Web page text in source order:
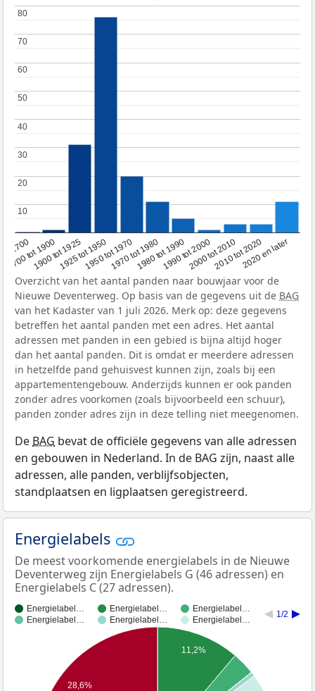
1700
1700 tot 1900
1900 tot 19251925 tot 19501950 tot 19701970 tot 19801980 tot 19901990 tot 20002000 tot 20102010 tot 20202020 en later
10
10
20
20
30
30
40
40
50
50
60
60
70
70
80
80
Overzicht van het aantal panden naar bouwjaar voor de
Nieuwe Deventerweg. Op basis van de gegevens uit de BAG
van het Kadaster van 1 juli 2026. Merk op: deze gegevens
betreffen het aantal panden met een adres. Het aantal
adressen met panden in een gebied is bijna altijd hoger
dan het aantal panden. Dit is omdat er meerdere adressen
in hetzelfde pand gehuisvest kunnen zijn, zoals bij een
appartementengebouw. Anderzijds kunnen er ook panden
zonder adres voorkomen (zoals bijvoorbeeld een schuur),
panden zonder adres zijn in deze telling niet meegenomen.
De BAG bevat de officiële gegevens van alle adressen
en gebouwen in Nederland. In de BAG zijn, naast alle
adressen, alle panden, verblijfsobjecten,
standplaatsen en ligplaatsen geregistreerd.
Energielabels
De meest voorkomende energielabels in de Nieuwe
Deventerweg zijn Energielabels G (46 adressen) en
Energielabels C (27 adressen).
Energielabel… Energielabel…
Energielabel…
Energielabel…
Energielabel… Energielabel…
1/2
11,2%
28,6%